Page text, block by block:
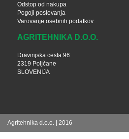
Odstop od nakupa
Pogoji poslovanja
Varovanje osebnih podatkov
AGRITEHNIKA D.O.O.
Dravinjska cesta 96
2319 Poljčane
SLOVENIJA
Agritehnika d.o.o. | 2016